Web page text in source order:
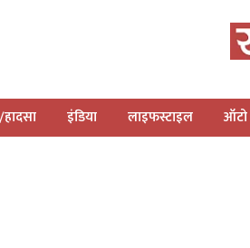
इंडिया लाइफस्टाइल